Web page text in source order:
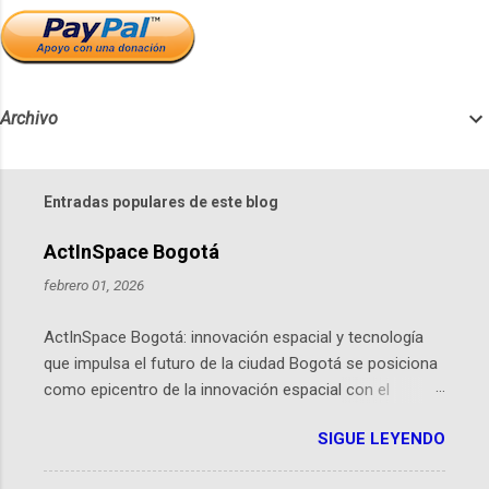
Archivo
Entradas populares de este blog
ActInSpace Bogotá
febrero 01, 2026
ActInSpace Bogotá: innovación espacial y tecnología
que impulsa el futuro de la ciudad Bogotá se posiciona
como epicentro de la innovación espacial con el
hackathon global que convierte tecnologías de la
Agencia Espacial Europea en soluciones prácticas para
SIGUE LEYENDO